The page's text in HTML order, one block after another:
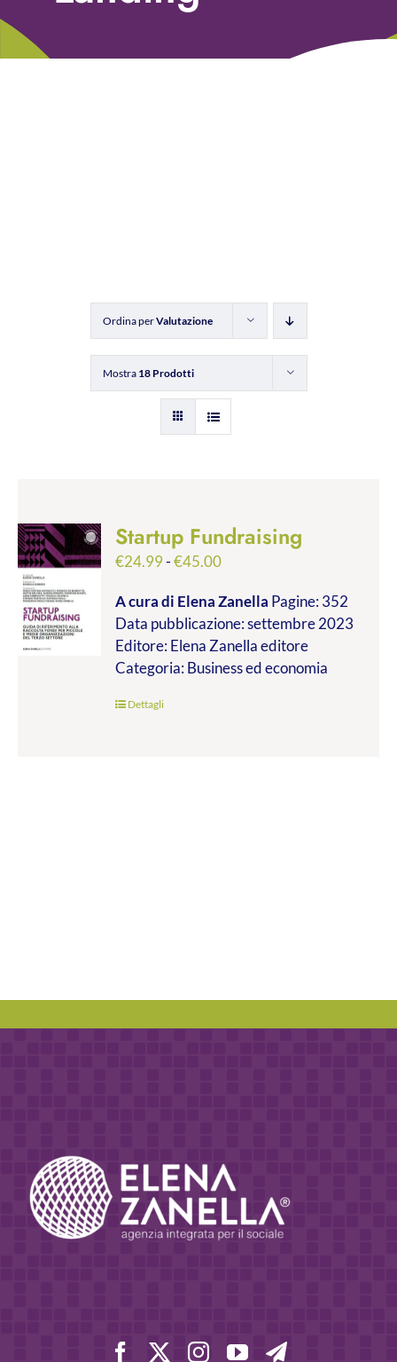
Fundraising Academy
Ordina perValutazione
Mostra 18 Prodotti
Startup Fundraising
€24.99-€45.00Fascia
prezzo:
da
€24.99
a
A cura di Elena Zanella Pagine: 352
Data pubblicazione: settembre 2023
Editore: Elena Zanella editore
Categoria: Business ed economia
Dettagli